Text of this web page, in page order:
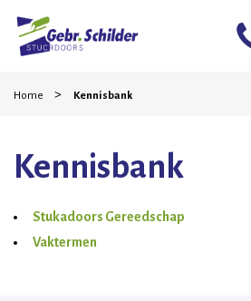
Home
Particulieren
Mogelijkheden
Stucwerk reparatie
Home > Kennisbank
Kennisbank
Stukadoors Gereedschap
Vaktermen